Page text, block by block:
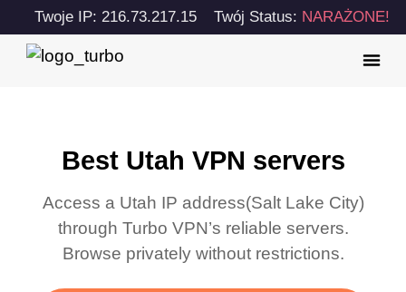
Twoje IP: 216.73.217.15 Twój Status: NARAŻONE!
Best Utah VPN servers
Access a Utah IP address(Salt Lake City)
through Turbo VPN’s reliable servers.
Browse privately without restrictions.